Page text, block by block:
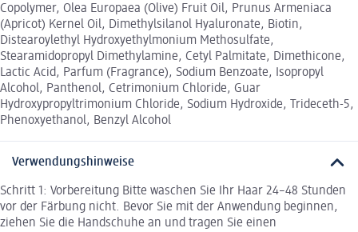
Copolymer, Olea Europaea (Olive) Fruit Oil, Prunus Armeniaca
(Apricot) Kernel Oil, Dimethylsilanol Hyaluronate, Biotin,
Distearoylethyl Hydroxyethylmonium Methosulfate,
Stearamidopropyl Dimethylamine, Cetyl Palmitate, Dimethicone,
Lactic Acid, Parfum (Fragrance), Sodium Benzoate, Isopropyl
Alcohol, Panthenol, Cetrimonium Chloride, Guar
Hydroxypropyltrimonium Chloride, Sodium Hydroxide, Trideceth-5,
Phenoxyethanol, Benzyl Alcohol
Verwendungshinweise
Schritt 1: Vorbereitung Bitte waschen Sie Ihr Haar 24–48 Stunden
vor der Färbung nicht. Bevor Sie mit der Anwendung beginnen,
ziehen Sie die Handschuhe an und tragen Sie einen